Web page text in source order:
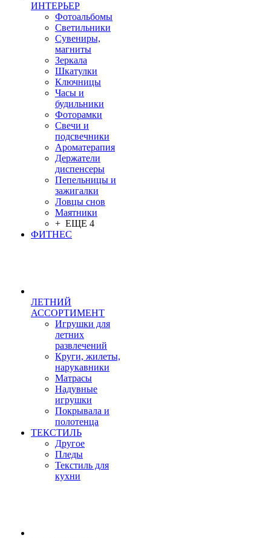
ИНТЕРЬЕР
Фотоальбомы
Светильники
Сувениры,
магниты
Зеркала
Шкатулки
Ключницы
Часы и
будильники
Фоторамки
Свечи и
подсвечники
Ароматерапия
Держатели
диспенсеры
Пепельницы и
зажигалки
Ловцы снов
Маятники
+ ЕЩЕ 4
ФИТНЕС
ЛЕТНИЙ
АССОРТИМЕНТ
Игрушки для
летних
развлечений
Круги, жилеты,
нарукавники
Матрасы
Надувные
игрушки
Покрывала и
полотенца
ТЕКСТИЛЬ
Другое
Пледы
Текстиль для
кухни